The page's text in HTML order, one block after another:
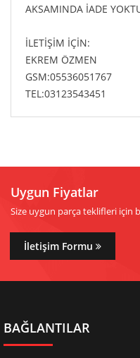
AKSAMINDA İADE
İLETİŞİM İÇİN:
EKREM ÖZMEN
GSM:05536051767
TEL:03123543451
Uygun Fiyatlar
Size uygun parça teklifleri için
İletişim Formu
BAĞLANTILAR